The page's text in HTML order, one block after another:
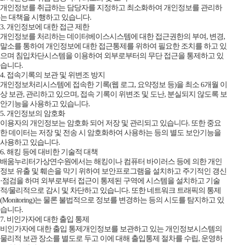
개인정보를 취급하는 담당자를 지정하고 최소화하여 개인정보를 관리하
는 대책을 시행하고 있습니다.
3. 개인정보에 대한 접근 제한
개인정보를 처리하는 데이터베이스시스템에 대한 접근권한의 부여, 변경,
말소를 통하여 개인정보에 대한 접근통제를 위하여 필요한 조치를 하고 있
으며 침입차단시스템을 이용하여 외부로부터의 무단 접근을 통제하고 있
습니다.
4. 접속기록의 보관 및 위변조 방지
개인정보처리시스템에 접속한 기록(웹 로그, 요약정보 등)을 최소 6개월 이
상 보관, 관리하고 있으며, 접속 기록이 위변조 및 도난, 분실되지 않도록 보
안기능을 사용하고 있습니다.
5. 개인정보의 암호화
이용자의 개인정보는 암호화 되어 저장 및 관리되고 있습니다. 또한 중요
한 데이터는 저장 및 전송 시 암호화하여 사용하는 등의 별도 보안기능을
사용하고 있습니다.
6. 해킹 등에 대비한 기술적 대책
배움누리터가상연수원에서는 해킹이나 컴퓨터 바이러스 등에 의한 개인
정보 유출 및 훼손을 막기 위하여 보안프로그램을 설치하고 주기적인 갱신
·점검을 하며 외부로부터 접근이 통제된 구역에 시스템을 설치하고 기술
적/물리적으로 감시 및 차단하고 있습니다. 또한 네트워크 트래픽의 통제
(Monitoring)는 물론 불법적으로 정보를 변경하는 등의 시도를 탐지하고 있
습니다.
7. 비인가자에 대한 출입 통제
비인가자에 대한 출입 통제개인정보를 보관하고 있는 개인정보시스템의
물리적 보관 장소를 별도로 두고 이에 대해 출입통제 절차를 수립, 운영하